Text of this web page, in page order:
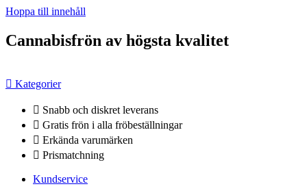
Hoppa till innehåll
Cannabisfrön av högsta kvalitet
Kategorier
Snabb och diskret leverans
Gratis frön i alla fröbeställningar
Erkända varumärken
Prismatchning
Kundservice